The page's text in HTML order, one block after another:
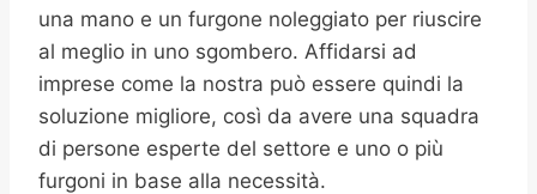
una mano e un furgone noleggiato per riuscire
al meglio in uno sgombero. Affidarsi ad
imprese come la nostra può essere quindi la
soluzione migliore, così da avere una squadra
di persone esperte del settore e uno o più
furgoni in base alla necessità.